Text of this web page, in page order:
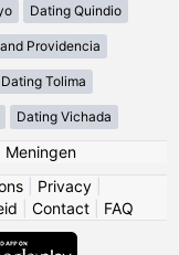
Dating Quindio
Providencia
Dating Tolima
Dating Vichada
Meningen
Privacy
Contact FAQ